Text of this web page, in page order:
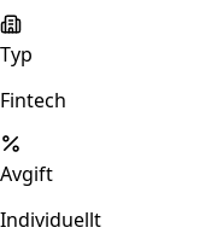
Typ
Fintech
Avgift
Individuellt